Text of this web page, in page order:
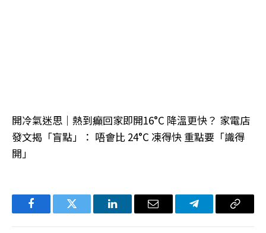
開冷氣迷思｜熱到癲回家即開16°C 降溫更快？ 家電店
發文揭「盲點」： 唔會比 24°C 凍得快 重點要「識得
開」
FacebookTwitter LinkedIn电
Telegram复